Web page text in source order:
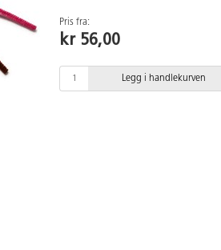
Pris fra:
kr 56,00
Legg i handlekurven